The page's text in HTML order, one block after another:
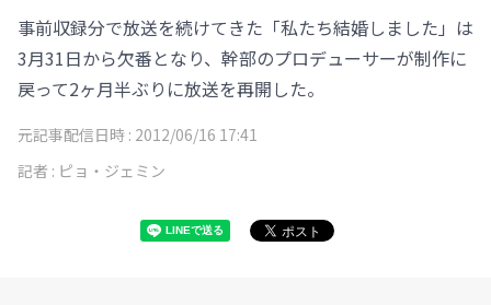
事前収録分で放送を続けてきた「私たち結婚しました」は
3月31日から欠番となり、幹部のプロデューサーが制作に
戻って2ヶ月半ぶりに放送を再開した。
元記事配信日時 : 2012/06/16 17:41
記者 : ピョ・ジェミン